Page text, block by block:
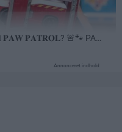
Annonceret indhold